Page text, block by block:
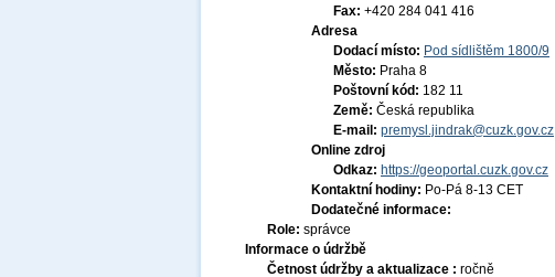
Fax: +420 284 041 416
Adresa
Dodací místo: Pod sídlištěm 1800/9
Město: Praha 8
Poštovní kód: 182 11
Země: Česká republika
E-mail: premysl.jindrak@cuzk.gov.cz
Online zdroj
Odkaz: https://geoportal.cuzk.gov.cz
Kontaktní hodiny: Po-Pá 8-13 CET
Dodatečné informace:
Role: správce
Informace o údržbě
Četnost údržby a aktualizace : ročně